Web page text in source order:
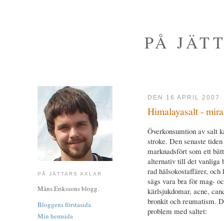
PÅ
PÅ JÄTTARS AXLAR
Måns Erikssons blogg.
Bloggens förstasida
Min hemsida
DEN 16 APRIL 2007
Himalayasalt -
Överkonsumtion av salt
stroke. Den senaste
marknadsfört som ett
alternativ till det vanliga
rad hälsokostaffärer,
sägs vara bra för mag-
kärlsjukdomar, acne,
bronkit och reumatism.
problem med saltet: